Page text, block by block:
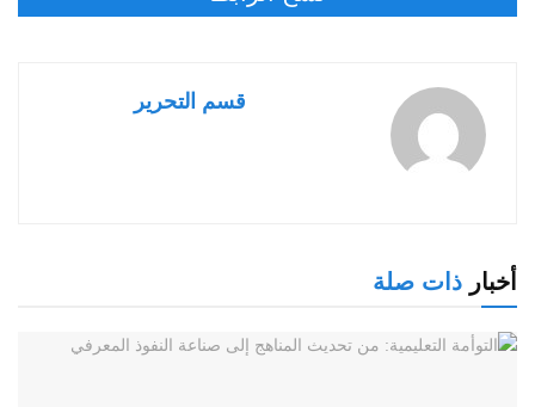
قسم التحرير
أخبار ذات صلة